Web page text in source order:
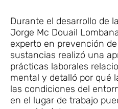
Durante el desarrollo de
Jorge Mc Douail
experto en prevención
sustancias realizó una
prácticas laborales
mental y detalló por qué
las condiciones del
en el lugar de trabajo